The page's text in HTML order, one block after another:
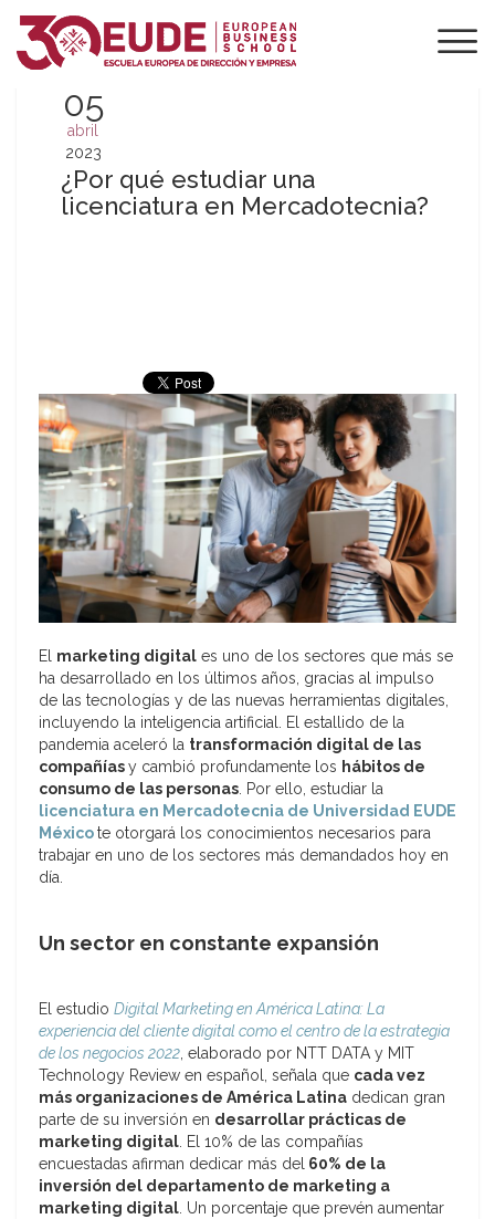
05
abril
2023
¿Por qué estudiar una
licenciatura en Mercadotecnia?
El marketing digital es uno de los sectores que más se
ha desarrollado en los últimos años, gracias al impulso
de las tecnologías y de las nuevas herramientas digitales,
incluyendo la inteligencia artificial. El estallido de la
pandemia aceleró la transformación digital de las
compañíasy cambió profundamente los hábitos de
consumo de las personas. Por ello, estudiar la
licenciatura en Mercadotecnia de Universidad EUDE
Méxicote otorgará los conocimientos necesarios para
trabajar en uno de los sectores más demandados hoy en
día.
Un sector en constante expansión
El estudio Digital Marketing en América Latina: La
experiencia del cliente digital como el centro de la estrategia
de los negocios 2022, elaborado por NTT DATA y MIT
Technology Review en español, señala que cada vez
más organizaciones de América Latina dedican gran
parte de su inversión en desarrollar prácticas de
marketing digital. El 10% de las compañías
encuestadas afirman dedicar más del 60% de la
inversión del departamento de marketing a
marketing digital. Un porcentaje que prevén aumentar